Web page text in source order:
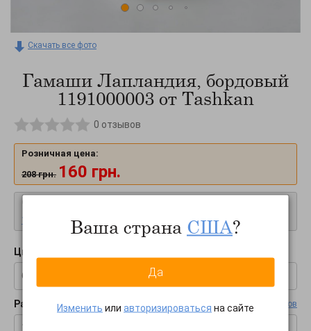
Скачать все фото
Гамаши Лапландия, бордовый
1191000003 от Tashkan
0 отзывов
Розничная цена:
208 грн. 160 грн.
Оптовая цена:
Узнать оптовую цену
Цвет:
бордовый
Размер: Таблица размеров
140-146
Ваша страна США?
Да
Изменить или авторизироваться на сайте